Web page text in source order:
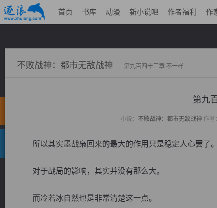
首页 书库 动漫 新小说吧 作者福利 作
不败战神：都市无敌战神 第九百四十三章 不一样
第九
小说： 不败战神：都市无敌战神 作者
所以其实墨战枭回来的最大的作用只是稳定人心罢了
对于战局的影响，其实并没有那么大。
而冷若冰自然也是非常清楚这一点。